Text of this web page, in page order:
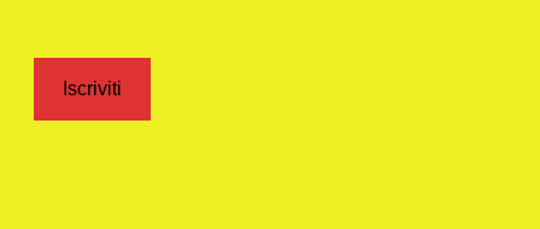
Iscriviti